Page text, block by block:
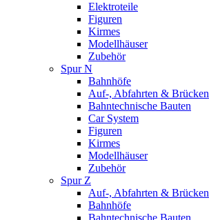
Elektroteile
Figuren
Kirmes
Modellhäuser
Zubehör
Spur N
Bahnhöfe
Auf-, Abfahrten & Brücken
Bahntechnische Bauten
Car System
Figuren
Kirmes
Modellhäuser
Zubehör
Spur Z
Auf-, Abfahrten & Brücken
Bahnhöfe
Bahntechnische Bauten